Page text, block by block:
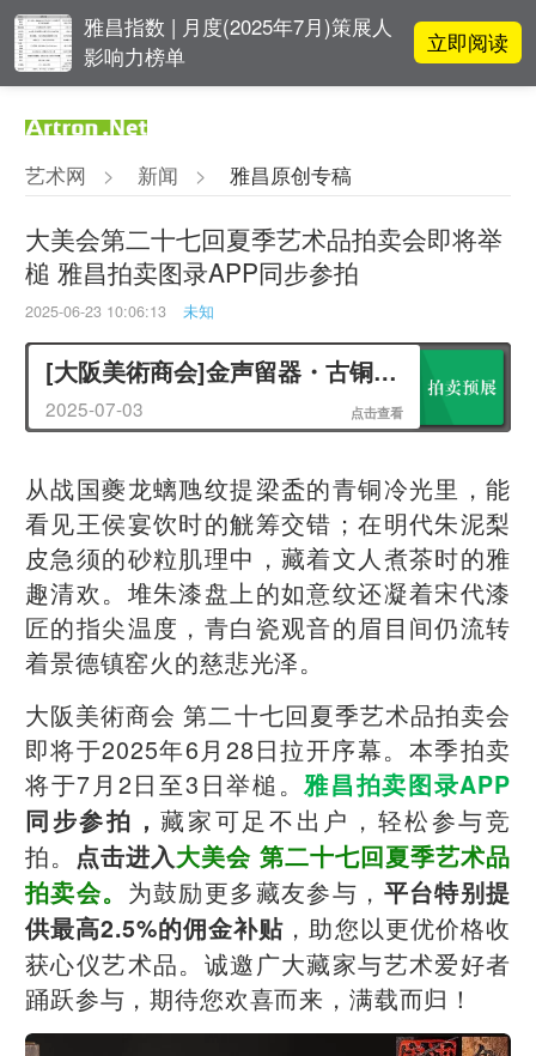
雅昌指数 | 月度(2025年7月)策展人
影响力榜单
立即阅读
破界与归真
对话 | 在开放和自由中确立艺术价
值
阿拉里奥画廊上海转型：为何要成
为策展式艺术商业综合体？
艺术网 > 新闻 > 雅昌原创专稿
大美会第二十七回夏季艺术品拍卖会即将举
槌 雅昌拍卖图录APP同步参拍
2025-06-23 10:06:13 未知
[大阪美術商会]金声留器・古铜文用并陈之选
2025-07-03 点击查看
从战国夔龙螭虺纹提梁盉的青铜冷光里，能
看见王侯宴饮时的觥筹交错；在明代朱泥梨
皮急须的砂粒肌理中，藏着文人煮茶时的雅
趣清欢。堆朱漆盘上的如意纹还凝着宋代漆
匠的指尖温度，青白瓷观音的眉目间仍流转
着景德镇窑火的慈悲光泽。
大阪美術商会 第二十七回夏季艺术品拍卖会
即将于2025年6月28日拉开序幕。本季拍卖
将于7月2日至3日举槌。雅昌拍卖图录APP
同步参拍，藏家可足不出户，轻松参与竞
拍。 点击进入大美会 第二十七回夏季艺术品
拍卖会。 为鼓励更多藏友参与， 平台特别提
供最高2.5%的佣金补贴 ，助您以更优价格收
获心仪艺术品。诚邀广大藏家与艺术爱好者
踊跃参与，期待您欢喜而来，满载而归！